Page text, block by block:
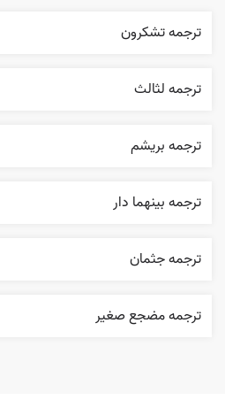
ترجمه تشکرون
ترجمه لثالث
ترجمه بریشم
ترجمه بينهما دار
ترجمه جثمان
ترجمه مضجع صغير